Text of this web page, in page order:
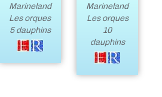
Marineland
Les orques
5 dauphins
Marineland
Les orques
10
dauphins